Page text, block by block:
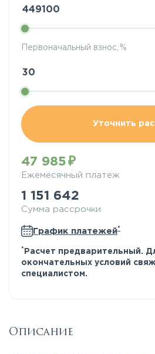
Первоначальный взнос, %
Уточнить
47 985
Ежемесячный платеж
1 151 642
Сумма рассрочки
График платежей*
* Расчет предварительный.
окончательных условий
специалистом.
Описание